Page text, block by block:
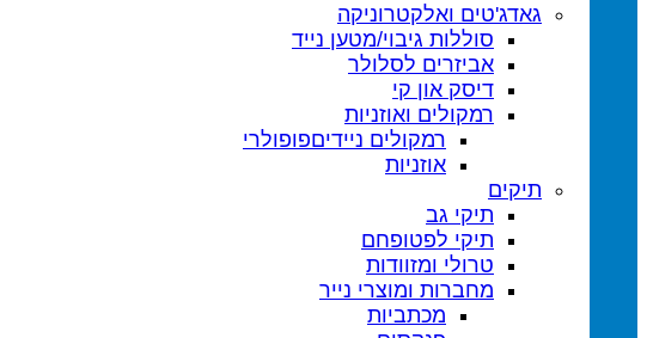
גאדג'טים ואלקטרוניקה
סוללות גיבוי/מטען נייד
אביזרים לסלולר
דיסק און קי
רמקולים ואוזניות
רמקולים ניידים
אוזניות
תיקים
תיקי גב
תיקי לפטופ
טרולי ומזוודות
מחברות ומוצרי נייר
מכתביות